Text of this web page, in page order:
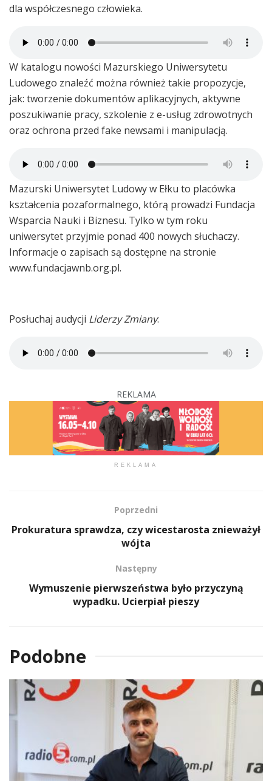
dla współczesnego człowieka.
W katalogu nowości Mazurskiego Uniwersytetu
Ludowego znaleźć można również takie propozycje,
jak: tworzenie dokumentów aplikacyjnych, aktywne
poszukiwanie pracy, szkolenie z e-usług zdrowotnych
oraz ochrona przed fake newsami i manipulacją.
Mazurski Uniwersytet Ludowy w Ełku to placówka
kształcenia pozaformalnego, którą prowadzi Fundacja
Wsparcia Nauki i Biznesu. Tylko w tym roku
uniwersytet przyjmie ponad 400 nowych słuchaczy.
Informacje o zapisach są dostępne na stronie
www.fundacjawnb.org.pl.
Posłuchaj audycji Liderzy Zmiany:
REKLAMA
REKLAMA
Poprzedni
Prokuratura sprawdza, czy wicestarosta znieważył
wójta
Następny
Wymuszenie pierwszeństwa było przyczyną
wypadku. Ucierpiał pieszy
Podobne